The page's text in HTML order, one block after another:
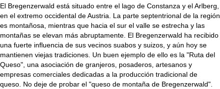
i
p
a
l
El Bregenzerwald está situado entre el lago de Constanza y el Arlberg,
en el extremo occidental de Austria. La parte septentrional de la región
es montañosa, mientras que hacia el sur el valle se estrecha y las
montañas se elevan más abruptamente. El Bregenzerwald ha recibido
una fuerte influencia de sus vecinos suabos y suizos, y aún hoy se
mantienen viejas tradiciones. Un buen ejemplo de ello es la "Ruta del
Queso", una asociación de granjeros, posaderos, artesanos y
empresas comerciales dedicadas a la producción tradicional de
queso. No deje de probar el "queso de montaña de Bregenzerwald".